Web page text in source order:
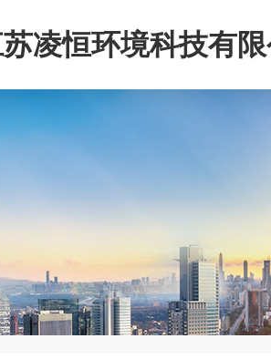
凌恒环境科技有